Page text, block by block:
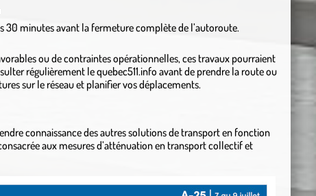
30 minutes avant la fermeture complète de l’autoroute.
ou de contraintes opérationnelles, ces travaux pourraient
régulièrement le quebec511.info avant de prendre la route ou
sur le réseau et planifier vos déplacements.
connaissance des autres solutions de transport en fonction
aux mesures d’atténuation en transport collectif et